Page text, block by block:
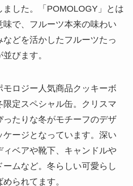
した。「POMOLOGY」とは
味で、フルーツ本来の味わい
などを活かしたフルーツたっ
びます。
ロジー人気商品クッキーボ
限定スペシャル缶。クリスマ
ったりな冬がモチーフのデザ
ケージとなっています。深い
ベアや靴下、キャンドルや
ムなど。冬らしい可愛らし
られてます。